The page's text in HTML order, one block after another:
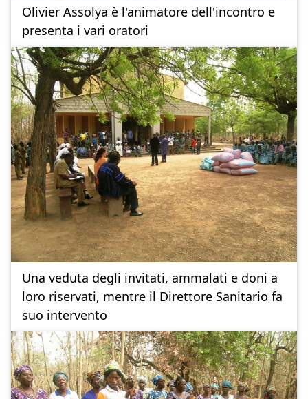
Olivier Assolya è l'animatore dell'incontro e
presenta i vari oratori
Una veduta degli invitati, ammalati e doni a
loro riservati, mentre il Direttore Sanitario fa
suo intervento